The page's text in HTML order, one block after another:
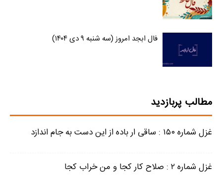
فال ابجد امروز (سه شنبه ۹ دی ۱۴۰۴)
مطالب پربازدید
غزل شماره ۱۵۰ : ساقی ار باده از این دست به جام اندازد
غزل شماره ۲ : صلاح کار کجا و من خراب کجا